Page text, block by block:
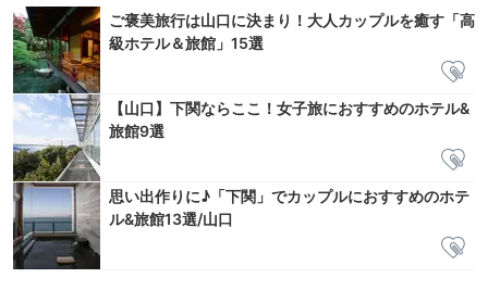
ご褒美旅行は山口に決まり！大人カップルを癒す「高
級ホテル＆旅館」15選
【山口】下関ならここ！女子旅におすすめのホテル&
旅館9選
思い出作りに♪「下関」でカップルにおすすめのホテ
ル&旅館13選/山口